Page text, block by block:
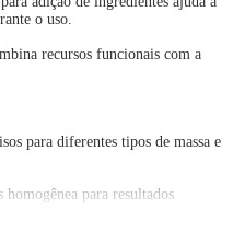
o uso.
recursos funcionais com a
para diferentes tipos de massa e
para resultados